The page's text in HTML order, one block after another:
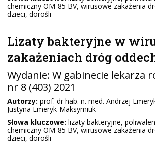
chemiczny OM-85 BV, wirusowe zakażenia
dzieci, dorośli
Lizaty bakteryjne w
zakażeniach dróg
Wydanie: W gabinecie lekarza
nr 8 (403) 2021
Autorzy: prof. dr hab. n. med. Andrzej
Justyna Emeryk-Maksymiuk
Słowa kluczowe: lizaty bakteryjne,
chemiczny OM-85 BV, wirusowe zakażenia
dzieci, dorośli